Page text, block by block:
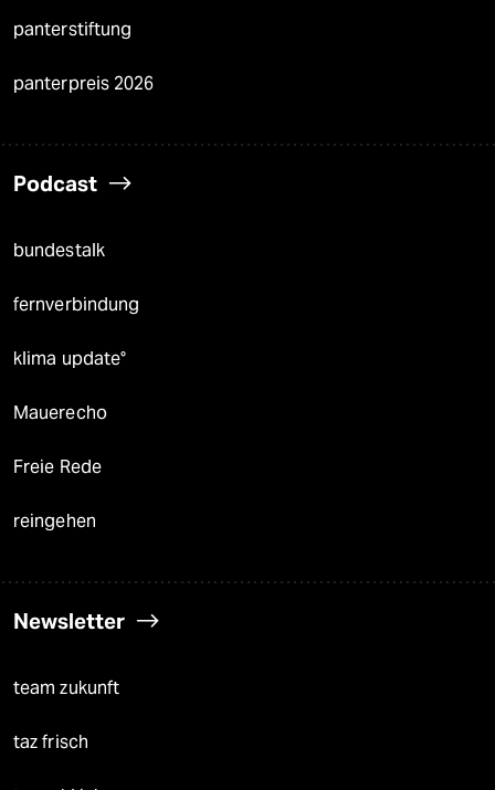
panterstiftung
panterpreis 2026
Podcast
bundestalk
fernverbindung
klima update°
Mauerecho
Freie Rede
reingehen
Newsletter
team zukunft
taz frisch